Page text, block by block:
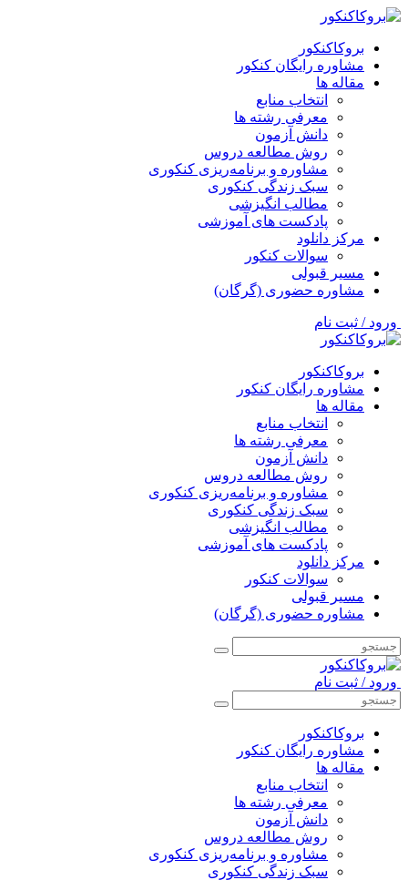
بروکاکنکور
مشاوره رایگان کنکور
مقاله ها
انتخاب منابع
معرفی رشته ها
دانش آزمون
روش مطالعه دروس
مشاوره و برنامه‌ریزی کنکوری
سبک زندگی کنکوری
مطالب انگیزشی
پادکست های آموزشی
مرکز دانلود
سوالات کنکور
مسیر قبولی
مشاوره حضوری (گرگان)
ورود / ثبت نام
بروکاکنکور
مشاوره رایگان کنکور
مقاله ها
انتخاب منابع
معرفی رشته ها
دانش آزمون
روش مطالعه دروس
مشاوره و برنامه‌ریزی کنکوری
سبک زندگی کنکوری
مطالب انگیزشی
پادکست های آموزشی
مرکز دانلود
سوالات کنکور
مسیر قبولی
مشاوره حضوری (گرگان)
ورود / ثبت نام
بروکاکنکور
مشاوره رایگان کنکور
مقاله ها
انتخاب منابع
معرفی رشته ها
دانش آزمون
روش مطالعه دروس
مشاوره و برنامه‌ریزی کنکوری
سبک زندگی کنکوری